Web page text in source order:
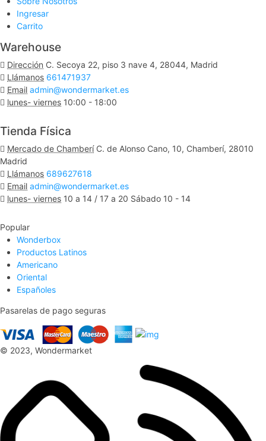
Ingresar
Carrito
Warehouse
Dirección C. Secoya 22, piso 3 nave 4, 28044, Madrid
Llámanos 661471937
Email admin@wondermarket.es
lunes- viernes 10:00 - 18:00
Tienda Física
Mercado de Chamberí C. de Alonso Cano, 10, Chamberí, 28010
Madrid
Llámanos 689627618
Email admin@wondermarket.es
lunes- viernes 10 a 14 / 17 a 20 Sábado 10 - 14
Popular
Wonderbox
Productos Latinos
Americano
Oriental
Españoles
Pasarelas de pago seguras
© 2023, Wondermarket